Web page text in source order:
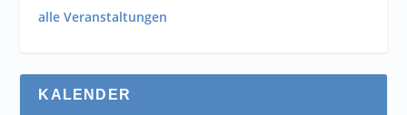
alle Veranstaltungen
KALENDER